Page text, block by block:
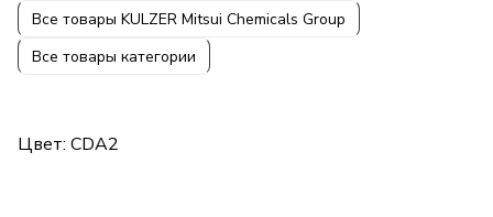
Все товары KULZER Mitsui Chemicals Group
Все товары категории
Цвет: CDA2